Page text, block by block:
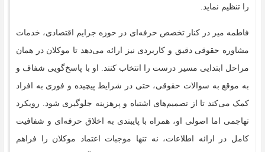
را تنظیم نماید.
فاطمه میر در کنار تخصص حرفه‌ای در حوزه جرایم اقتصادی، خدمات
مشاوره حقوقی دقیق و کاربردی نیز ارائه می‌دهد تا موکلان در همان
مراحل ابتدایی مسیر درست را انتخاب کنند. او با پاسخ‌گویی شفاف و
به موقع به سوالات حقوقی، حتی در شرایط پیچیده و فوری به افراد
کمک می‌کند تا از تصمیم‌های اشتباه و پرهزینه جلوگیری شود. رویکرد
تهاجمی اما اصولی او، همراه با پایبندی به اخلاق حرفه‌ای و شفافیت
کامل در ارائه اطلاعات، نه تنها موجبات اعتماد موکلان را فراهم